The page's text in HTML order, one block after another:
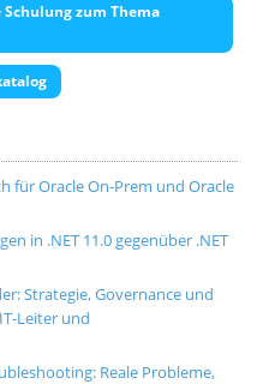
zum Thema
für Oracle On-Prem und Oracle
in .NET 11.0 gegenüber .NET
Strategie, Governance und
Leiter und
Reale Probleme,